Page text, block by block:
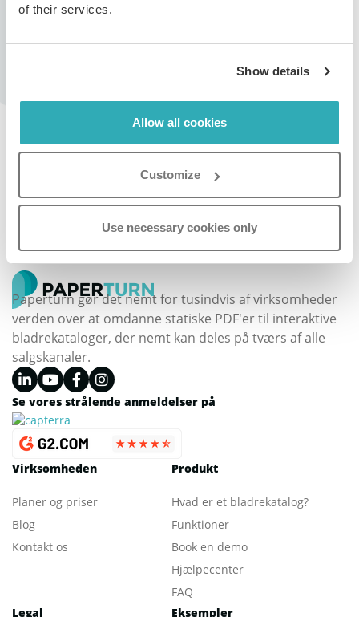
of their services.
Show details
Allow all cookies
Customize
Use necessary cookies only
også tilpasse URL'en på dit bladrekatalog, så den
matcher dit brand. Besøg vores guide til, hvordan du
tilpasser dit bladrekatalogs URL.
Opret dit bladrekatalog nu -
ingen forpligtelser
OPRET MIT GRATIS BLADREKATALOG
Paperturn gør det nemt for tusindvis af virksomheder
verden over at omdanne statiske PDF'er til interaktive
bladrekataloger, der nemt kan deles på tværs af alle
salgskanaler.
Se vores strålende anmeldelser på
Virksomheden
Planer og priser
Blog
Kontakt os
Produkt
Hvad er et bladrekatalog?
Funktioner
Book en demo
Hjælpecenter
FAQ
Legal
Eksempler